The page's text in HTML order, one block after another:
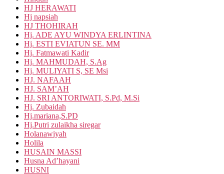
HJ HERAWATI
Hj napsiah
HJ THOHIRAH
Hj. ADE AYU WINDYA ERLINTINA
Hj. ESTI EVIATUN SE. MM
Hj. Fatmawati Kadir
Hj. MAHMUDAH, S.Ag
Hj. MULIYATI S, SE Msi
HJ. NAFAAH
HJ. SAM’AH
HJ. SRI ANTORIWATI, S.Pd, M.Si
Hj. Zubaidah
Hj.mariana,S.PD
Hj.Putri zulaikha siregar
Holanawiyah
Holila
HUSAIN MASSI
Husna Ad’hayani
HUSNI